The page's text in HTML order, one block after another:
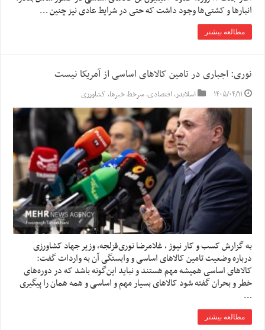
انبارها و کشتی‌ها وجود داشت که حتی در شرایط عادی نیز چنین …
مطالعه بیشتر
نوری: اجباری در تامین کالاهای اساسی از آمریکا نیست
۱۴۰۵/۰۴/۱۱ اسلایدر,اقتصادی,سرخط خبرها, کشاورزی
به گزارش کسب و کار نیوز ، غلامرضا نوری‌قزلجه، وزیر جهاد کشاورزی
درباره وضعیت تامین کالاهای اساسی و وابستگی آن به واردات گفت:
کالاهای اساسی همیشه مهم هستند و نباید این‌گونه باشد که در دوره‌های
خطر و بحران گفته شود کالاهای بسیار مهم و اساسی و همه همان را پیگیری
…
مطالعه بیشتر